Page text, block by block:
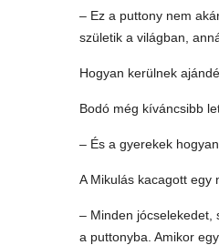
– Ez a puttony nem
születik a világban,
Hogyan kerülnek
Bodó még kíváncsibb
– És a gyerekek
A Mikulás kacagott egy
– Minden jócselekedet,
a puttonyba. Amikor